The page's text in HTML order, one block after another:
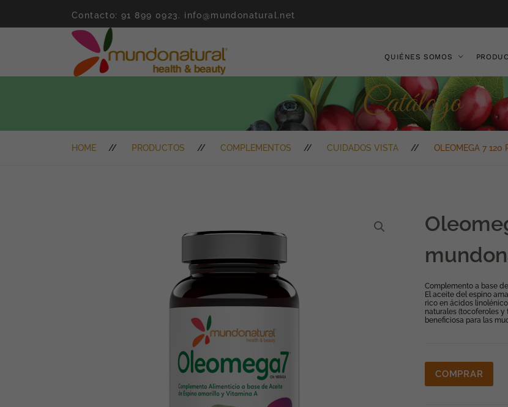
Contacto: 91 899 0923. info@mundonatural.net
QUIÉNES SOMOS
Catálogo
HOME PRODUCTOS COMPLEMENTOS CUIDADOS VISTA OLEOMEGA 7 120
Complemento a base
El aceite del espino
rico en ácidos
naturales (tocoferoles
beneficiosa para las
COMPRAR